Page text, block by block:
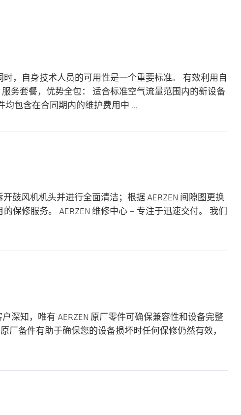
，自身技术人员的可用性是一个重要标准。 有效利用自
务套餐，优势全包： 适合标准空气流量范围内的新设备
均包含在合同期内的维护费用中 …
鼓风机机头并进行全面清洁；根据 AERZEN 间隙图更换
修服务。 AERZEN 维修中心 — 专注于迅速交付。 我们
深知，唯有 AERZEN 原厂零件可确保兼容性和设备完整
厂备件有助于确保您的设备损坏时任何保修仍然有效，